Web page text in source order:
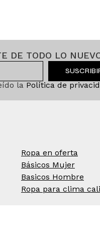
DE TODO LO
la Política de
Ropa en oferta
Básicos Mujer
Basicos Hombre
Ropa para clima